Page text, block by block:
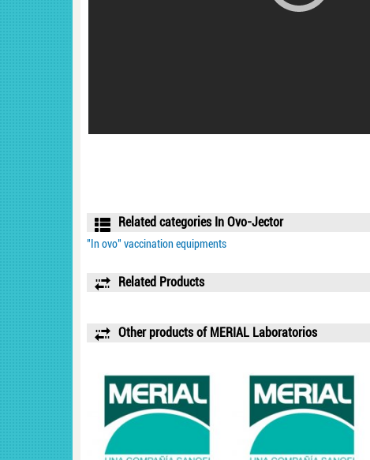
Related categories In Ovo-Jector
"In ovo" vaccination equipments
Related Products
Other products of MERIAL Laboratorios